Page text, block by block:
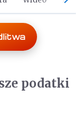
podatki